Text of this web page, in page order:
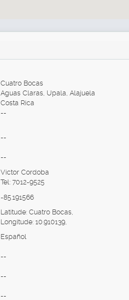
Cuatro Bocas
Aguas Claras, Upala, Alajuela
Costa Rica
--
--
--
Victor Cordoba
Tel: 7012-9525
-85.191566
Latitude: Cuatro Bocas,
Longitude: 10.910139,
Español
--
--
--